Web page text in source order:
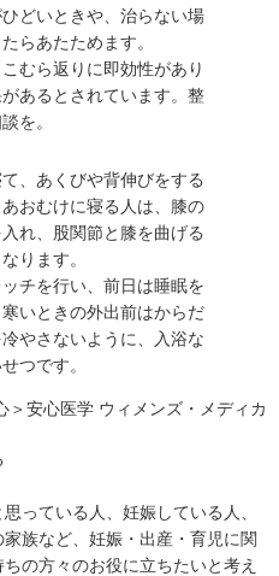
どいときや、治らない場
らあたためます。
むら返りに即効性があり
あるとされています。整
を。
、あくびや背伸びをする
おむけに寝る人は、膝の
れ、股関節と膝を曲げる
ります。
チを行い、前日は睡眠を
いときの外出前はからだ
やさないように、入浴な
つです。
＞安心医学 ウィメンズ・メディカ
っている人、妊娠している人、
族など、妊娠・出産・育児に関
の方々のお役に立ちたいと考え